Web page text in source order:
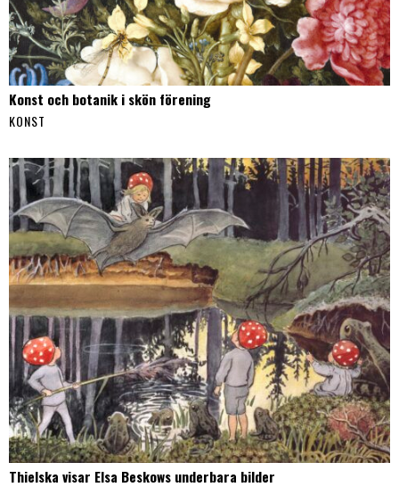
Konst och botanik i skön förening
KONST
Thielska visar Elsa Beskows underbara bilder